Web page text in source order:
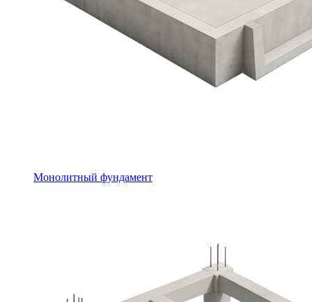
Монолитный фундамент